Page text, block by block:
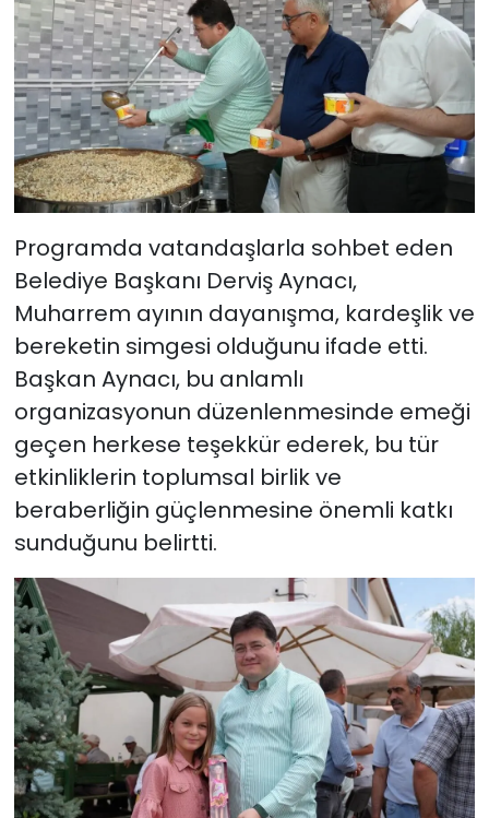
Programda vatandaşlarla sohbet eden
Belediye Başkanı Derviş Aynacı,
Muharrem ayının dayanışma, kardeşlik ve
bereketin simgesi olduğunu ifade etti.
Başkan Aynacı, bu anlamlı
organizasyonun düzenlenmesinde emeği
geçen herkese teşekkür ederek, bu tür
etkinliklerin toplumsal birlik ve
beraberliğin güçlenmesine önemli katkı
sunduğunu belirtti.